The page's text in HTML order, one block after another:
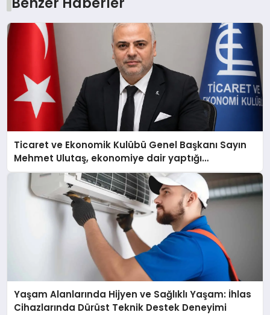
Ticaret ve Ekonomik Kulübü Genel Başkanı Sayın
Mehmet Ulutaş, ekonomiye dair yaptığı
açıklamada şunları kaydetti:
Yaşam Alanlarında Hijyen ve Sağlıklı Yaşam: İhlas
Cihazlarında Dürüst Teknik Destek Deneyimi